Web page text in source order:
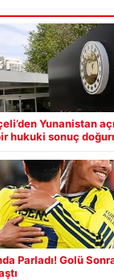
Yunanistan
hukuki sonuç
Parladı! Golü